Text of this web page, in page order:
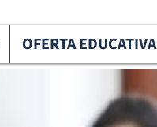
OFERTA EDUCATIVA